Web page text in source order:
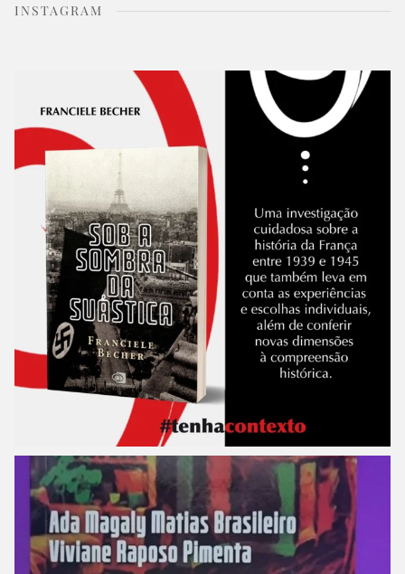
INSTAGRAM